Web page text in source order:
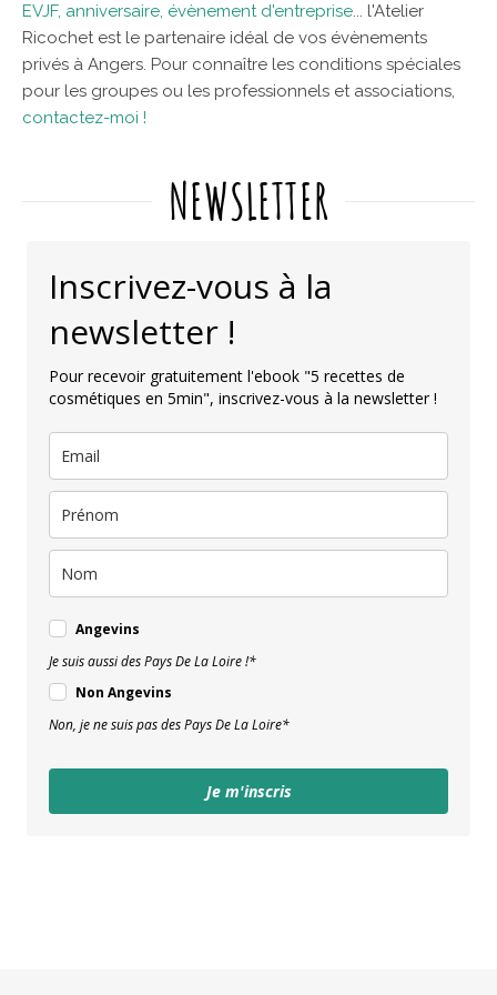
EVJF, anniversaire, évènement d'entreprise... l'Atelier
Ricochet est le partenaire idéal de vos évènements
privés à Angers. Pour connaître les conditions spéciales
pour les groupes ou les professionnels et associations,
contactez-moi !
NEWSLETTER
Inscrivez-vous à la
newsletter !
Pour recevoir gratuitement l'ebook "5 recettes de
cosmétiques en 5min", inscrivez-vous à la newsletter !
Angevins
Je suis aussi des Pays De La Loire !*
Non Angevins
Non, je ne suis pas des Pays De La Loire*
Je m'inscris